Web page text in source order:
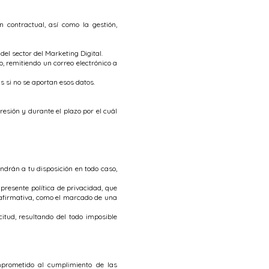
contractual, así como la gestión,
sector del Marketing Digital.
remitiendo un correo electrónico a
si no se aportan esos datos.
y durante el plazo por el cuál
a tu disposición en todo caso,
política de privacidad, que
como el marcado de una
resultando del todo imposible
al cumplimiento de las